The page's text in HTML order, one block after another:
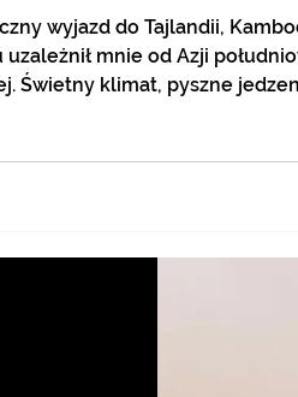
wyjazd do Tajlandii,
mnie od Azji
Świetny klimat, pyszne